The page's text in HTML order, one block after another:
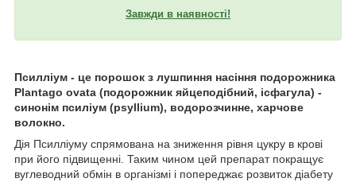
Завжди в наявності!
Псилліум - це порошок з лушпиння насіння подорожника
Plantago ovata (подорожник яйцеподібний, ісфагула) -
синонім псиліум (psyllium), водорозчинне, харчове
волокно.
Дія Псилліуму спрямована на зниження рівня цукру в крові
при його підвищенні. Таким чином цей препарат покращує
вуглеводний обмін в організмі і попереджає розвиток діабету